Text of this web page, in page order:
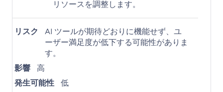
リソースを調整します。
リスク
AI ツールが期待どおりに機能せず、ユ
ーザー満足度が低下する可能性がありま
す。
影響 高
発生可能性 低